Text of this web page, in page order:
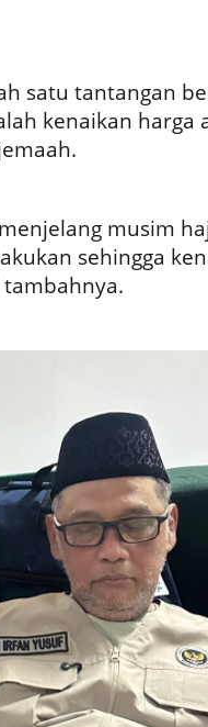
satu tantangan
kenaikan harga
musim
sehingga